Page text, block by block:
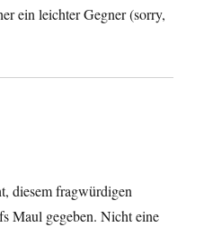
ein leichter Gegner (sorry,
diesem fragwürdigen
Maul gegeben. Nicht eine